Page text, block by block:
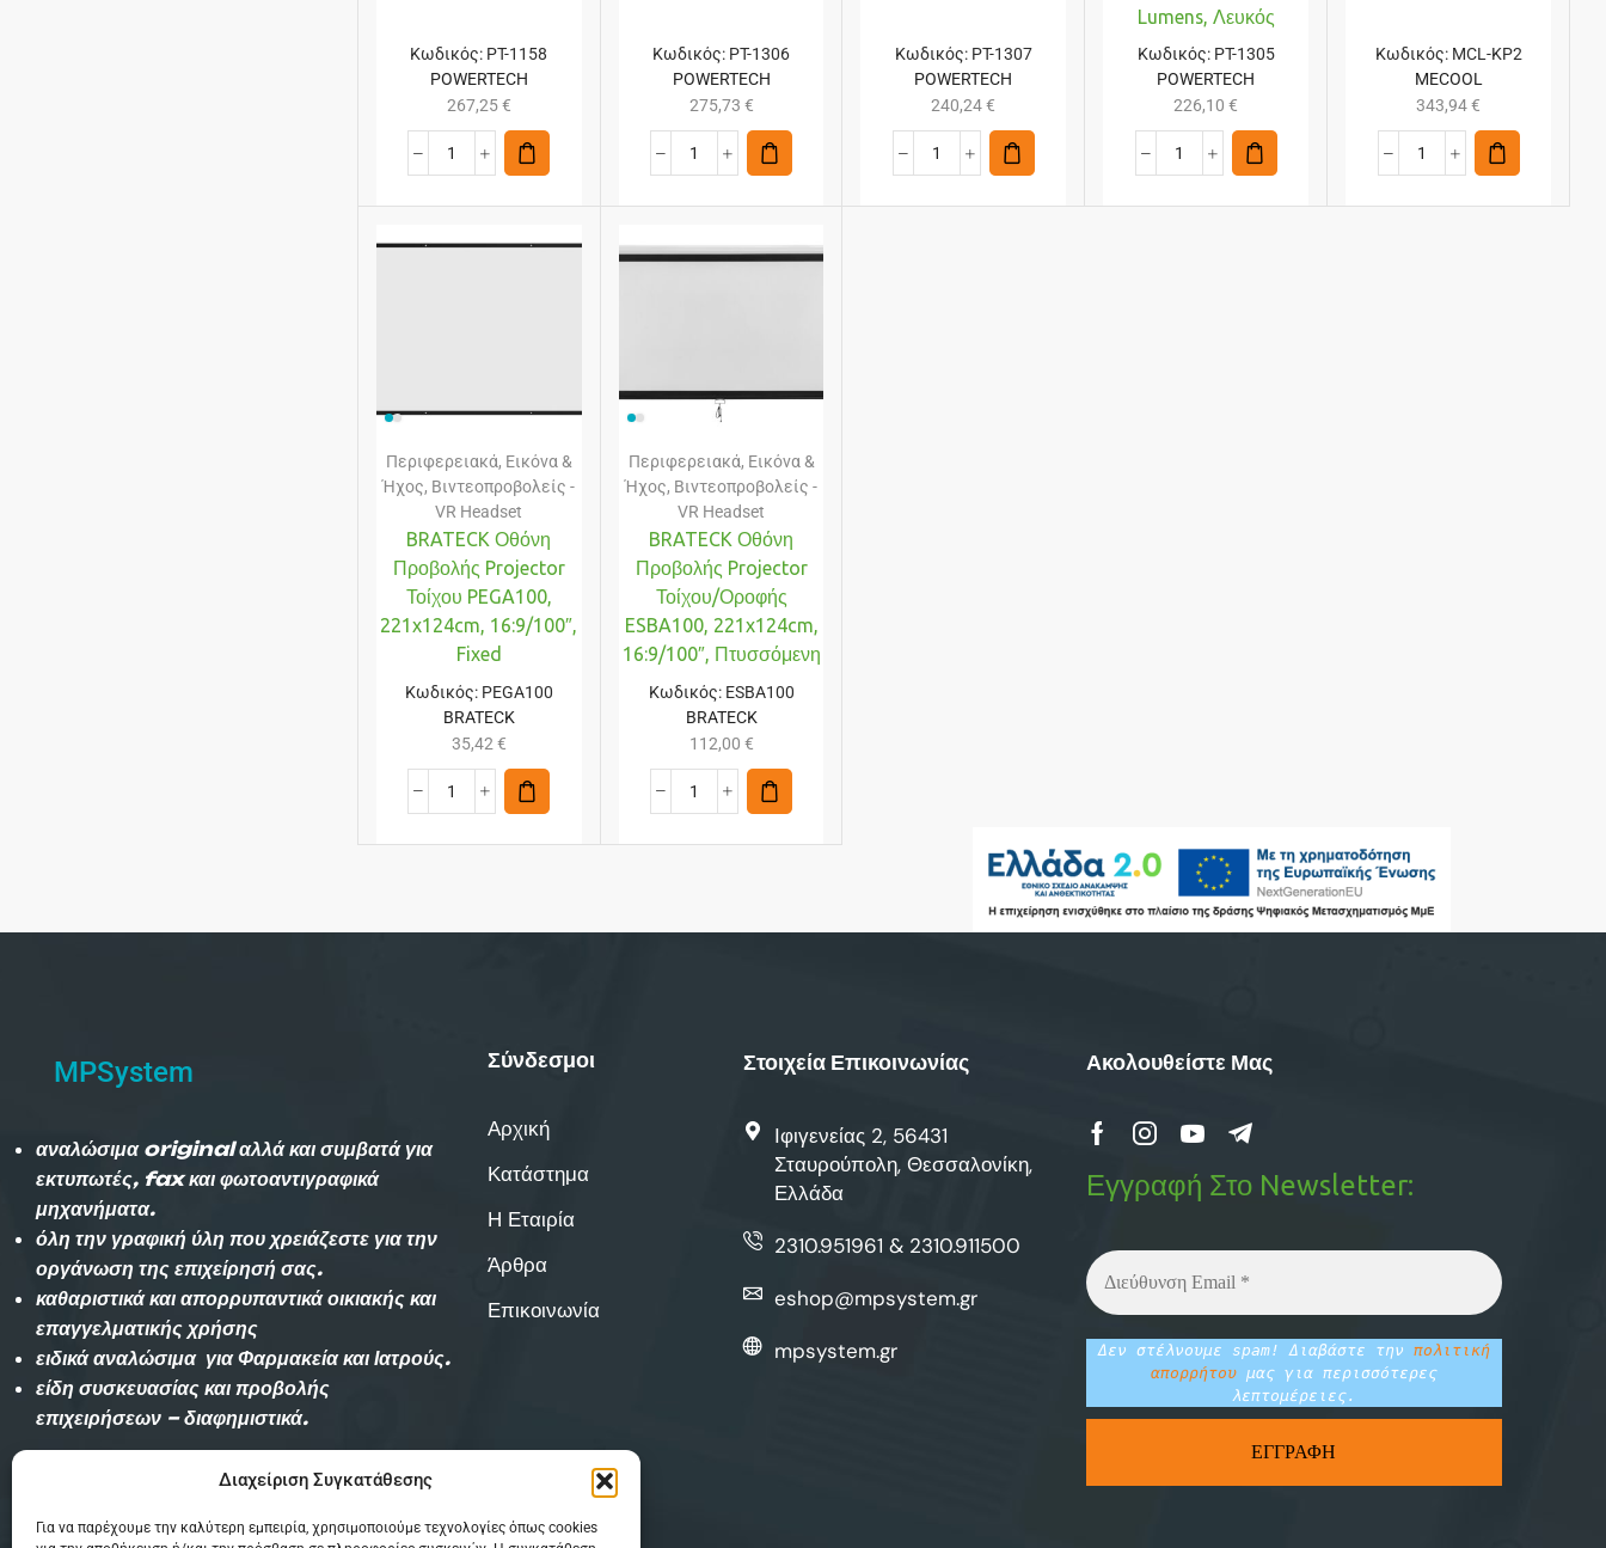
Διαχείριση Συγκατάθεσης
Για να παρέχουμε την καλύτερη εμπειρία, χρησιμοποιούμε τεχνολογίες όπως cookies
Κωδικός: PT-1158
POWERTECH
267,25€
Κωδικός: PT-1306
POWERTECH
275,73 €
Κωδικός: PT-1307
POWERTECH
240,24€
Lumens, Λευκός
Κωδικός: PT-1305
POWERTECH
226,10€
Κωδικός: MCL-KP2
MECOOL
343,94€
Περιφερειακά, Εικόνα &
Ήχος, Βιντεοπροβολείς -
VR Headset
BRATECK Οθόνη
Προβολής Projector
Τοίχου PEGA100,
221x124cm, 16:9/100″,
Fixed
Κωδικός: PEGA100
BRATECK
35,42 €
Περιφερειακά, Εικόνα &
Ήχος, Βιντεοπροβολείς -
VR Headset
BRATECK Οθόνη
Προβολής Projector
Τοίχου/οροφής
ESBA100, 221x124cm,
16:9/100″, Πτυσσόμενη
Κωδικός: ESBA100
BRATECK
112,00 €
MPSystem
αναλώσιμα original αλλά και συμβατά για
εκτυπωτές, fax και φωτοαντιγραφικά
μηχανήματα.
όλη την γραφική ύλη που χρειάζεστε για την
οργάνωση της επιχείρησή σας.
καθαριστικά και απορρυπαντικά οικιακής και
επαγγελματικής χρήσης
ειδικά αναλώσιμα για Φαρμακεία και Ιατρούς.
είδη συσκευασίας και προβολής
επιχειρήσεων – διαφημιστικά.
Αυθημερόν παράδοση εντός Θεσσαλονίκης
υπόλοιπη Ελλάδα με Courier.
Σύνδεσμοι
Αρχική
Κατάστημα
Η Εταιρία
Άρθρα
Επικοινωνία
Στοιχεία Επικοινωνίας
Ιφιγενείας 2, 56431
Σταυρούπολη, Θεσσαλονίκη,
Ελλάδα
2310.951961 & 2310.911500
eshop@mpsystem.gr
mpsystem.gr
Ακολουθείστε Μας
Εγγραφή Στο Newsletter:
Δεν στέλνουμε spam! Διαβάστε την πολιτική
απορρήτουμας για περισσότερες
λεπτομέρειες.